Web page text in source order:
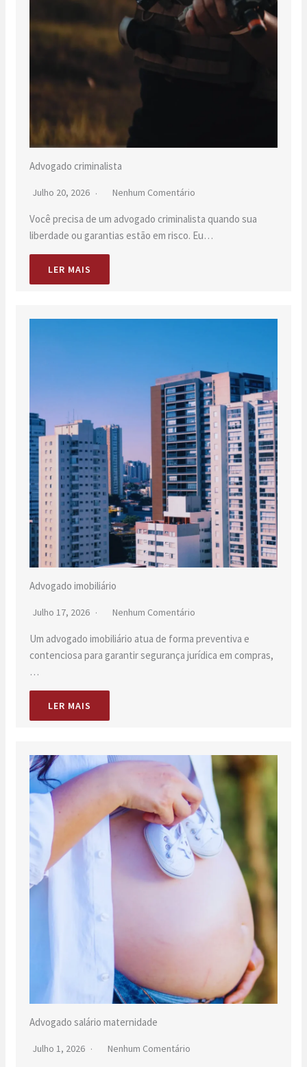
Advogado criminalista
Julho 20, 2026 Nenhum Comentário
Você precisa de um advogado criminalista quando sua
liberdade ou garantias estão em risco. Eu…
LER MAIS
Advogado imobiliário
Julho 17, 2026 Nenhum Comentário
Um advogado imobiliário atua de forma preventiva e
contenciosa para garantir segurança jurídica em compras,
…
LER MAIS
Advogado salário maternidade
Julho 1, 2026 Nenhum Comentário